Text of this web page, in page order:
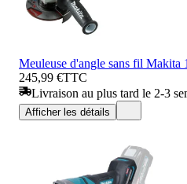
Meuleuse d'angle sans fil
245,99 €TTC
Livraison au plus tard le 2-3
Afficher les détails